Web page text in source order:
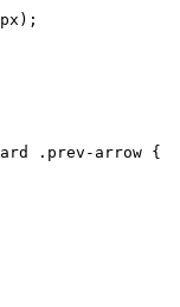
.prev-arrow {